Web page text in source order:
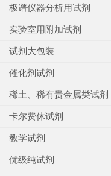
极谱仪器分析用试剂
实验室用附加试剂
试剂大包装
催化剂试剂
稀土、稀有贵金属类试剂
卡尔费休试剂
教学试剂
优级纯试剂